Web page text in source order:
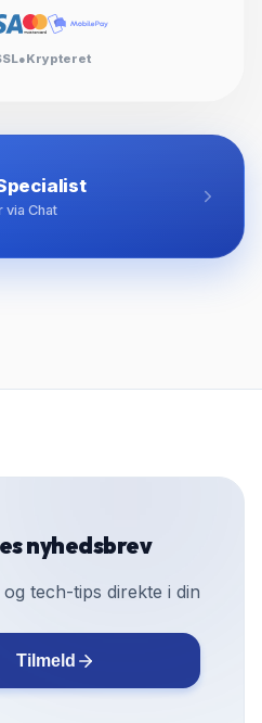
●Krypteret
Chat
nyhedsbrev
tech-tips direkte i din
Tilmeld